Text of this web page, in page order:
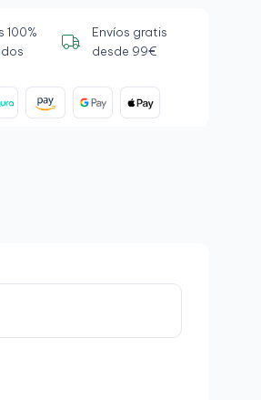
100%
Envíos gratis
desde 99€